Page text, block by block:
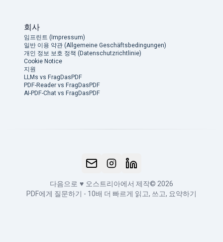
회사
임프린트 (Impressum)
일반 이용 약관 (Allgemeine Geschäftsbedingungen)
개인 정보 보호 정책 (Datenschutzrichtlinie)
Cookie Notice
지원
LLMs vs FragDasPDF
PDF-Reader vs FragDasPDF
AI-PDF-Chat vs FragDasPDF
다음으로 ♥ 오스트리아에서 제작© 2026
PDF에게 질문하기 - 10배 더 빠르게 읽고, 쓰고, 요약하기